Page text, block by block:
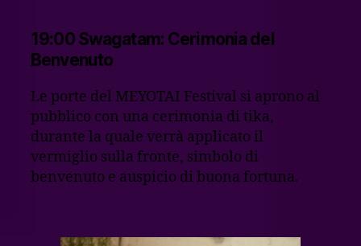
19:00 Swagatam: Cerimonia del
Benvenuto
Le porte del MEYOTAI Festival si aprono al
pubblico con una cerimonia di tika,
durante la quale verrà applicato il
vermiglio sulla fronte, simbolo di
benvenuto e auspicio di buona fortuna.